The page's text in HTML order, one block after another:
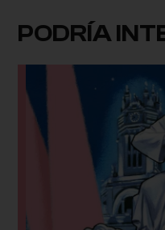
PODRÍA